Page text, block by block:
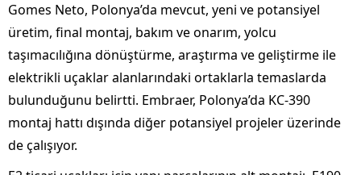
Gomes Neto, Polonya’da mevcut, yeni ve potansiyel
üretim, final montaj, bakım ve onarım, yolcu
taşımacılığına dönüştürme, araştırma ve geliştirme ile
elektrikli uçaklar alanlarındaki ortaklarla temaslarda
bulunduğunu belirtti. Embraer, Polonya’da KC-390
montaj hattı dışında diğer potansiyel projeler üzerinde
de çalışıyor.